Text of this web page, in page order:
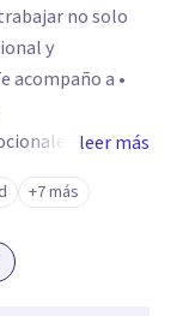
no solo
y
y
de lo que
ayudarte.
leer más
+7 más